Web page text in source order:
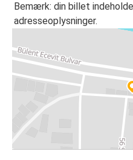
Bemærk: din billet
adresseoplysninger.